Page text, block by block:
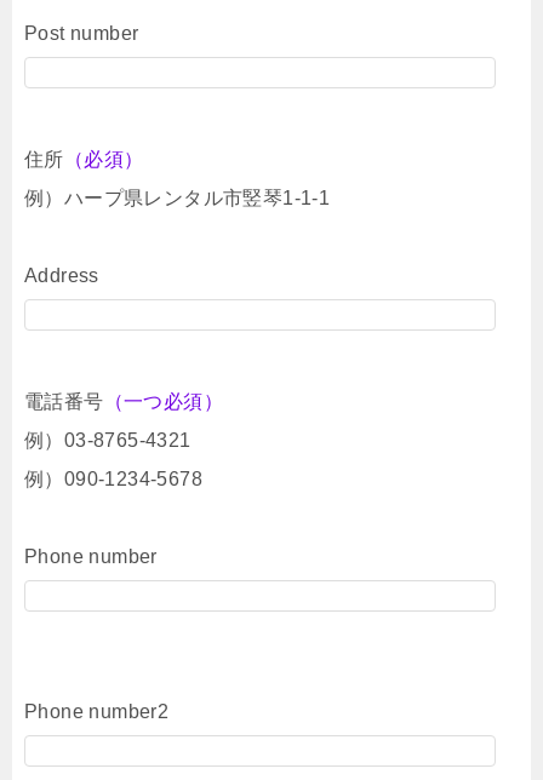
Post number
住所 （必須）
例）ハープ県レンタル市竪琴1-1-1
Address
電話番号 （一つ必須）
例）03-8765-4321
例）090-1234-5678
Phone number
Phone number2